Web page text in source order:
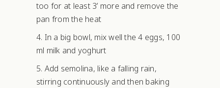
too for at least 3’ more and remove the
pan from the heat
4. In a big bowl, mix well the 4 eggs, 100
ml milk and yoghurt
5. Add semolina, like a falling rain,
stirring continuously and then baking